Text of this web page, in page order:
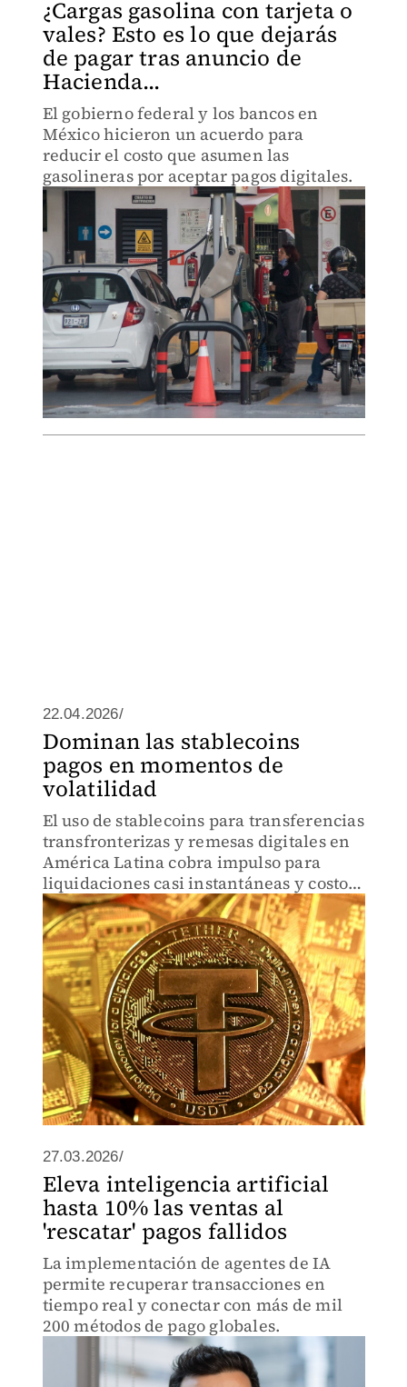
¿Cargas gasolina con tarjeta o
vales? Esto es lo que dejarás
de pagar tras anuncio de
Hacienda...
El gobierno federal y los bancos en
México hicieron un acuerdo para
reducir el costo que asumen las
gasolineras por aceptar pagos digitales.
22.04.2026/
Dominan las stablecoins
pagos en momentos de
volatilidad
El uso de stablecoins para transferencias
transfronterizas y remesas digitales en
América Latina cobra impulso para
liquidaciones casi instantáneas y costos
operativos más bajos.
27.03.2026/
Eleva inteligencia artificial
hasta 10% las ventas al
'rescatar' pagos fallidos
La implementación de agentes de IA
permite recuperar transacciones en
tiempo real y conectar con más de mil
200 métodos de pago globales.